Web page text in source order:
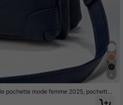
4
pochette mode femme 2025, pochette